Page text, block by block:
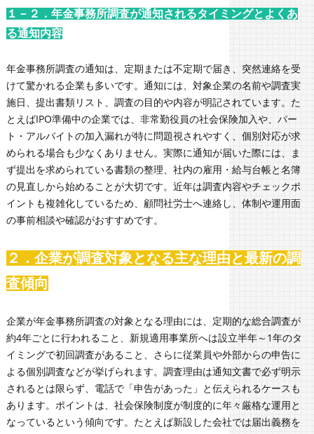
１－２．年金事務所調査が通知されるタイミングとよくあ
る通知内容
年金事務所調査の通知は、定期または不定期で届き、突然連絡を受
けて驚かれる企業も多いです。通知には、対象企業の名前や調査実
施日、提出書類リスト、調査の目的や内容が明記されています。た
とえばIPO準備中の企業では、非常勤役員の社会保険加入や、パー
ト・アルバイトの加入漏れが特に問題視されやすく、個別対応が求
められる場合も少なくありません。実際に通知が届いた際には、ま
ず提出を求められている書類の整理、社内の雇用・給与台帳と名簿
の見直しから始めることが大切です。近年は調査内容やチェックポ
イントも複雑化しているため、顧問社労士へ連絡し、体制や運用面
の事前相談や確認がおすすめです。
２．企業が調査対象となる主な理由と最新の調
査傾向
企業が年金事務所調査の対象となる理由には、定期的な総合調査が
約4年ごとに行われること、新規適用事業所へは設立半年～1年のタ
イミングで初回調査があること、さらに従業員や外部からの申告に
よる個別調査などが挙げられます。調査理由は通知文書で必ず明示
されるとは限らず、電話で「申告があった」と伝えられるケースも
あります。ポイントは、社会保険制度が制度的に年々厳格な運用と
なっているという傾向です。たとえば新設した会社では届出義務を